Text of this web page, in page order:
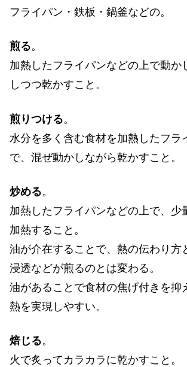
フライパン・鉄板・鍋釜などの。
煎る。
加熱したフライパンなどの上で動か
しつつ乾かすこと。
煎りつける。
水分を多く含む食材を加熱したフラ
で、混ぜ動かしながら乾かすこと。
炒める。
加熱したフライパンなどの上で、少
加熱すること。
油が介在することで、熱の伝わり方
浸透などが煎るのとは変わる。
油があることで食材の焦げ付きを抑
熱を実現しやすい。
焙じる。
火で炙ってカラカラに乾かすこと。